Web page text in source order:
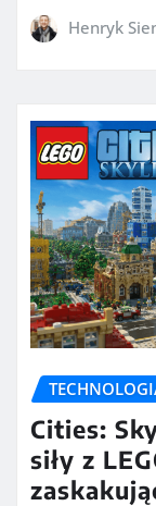
Henryk
Cities:
siły z